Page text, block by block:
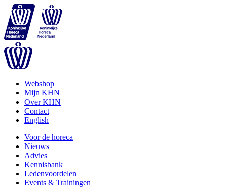
Webshop
Mijn KHN
Over KHN
Contact
English
Voor de horeca
Nieuws
Advies
Kennisbank
Ledenvoordelen
Events & Trainingen